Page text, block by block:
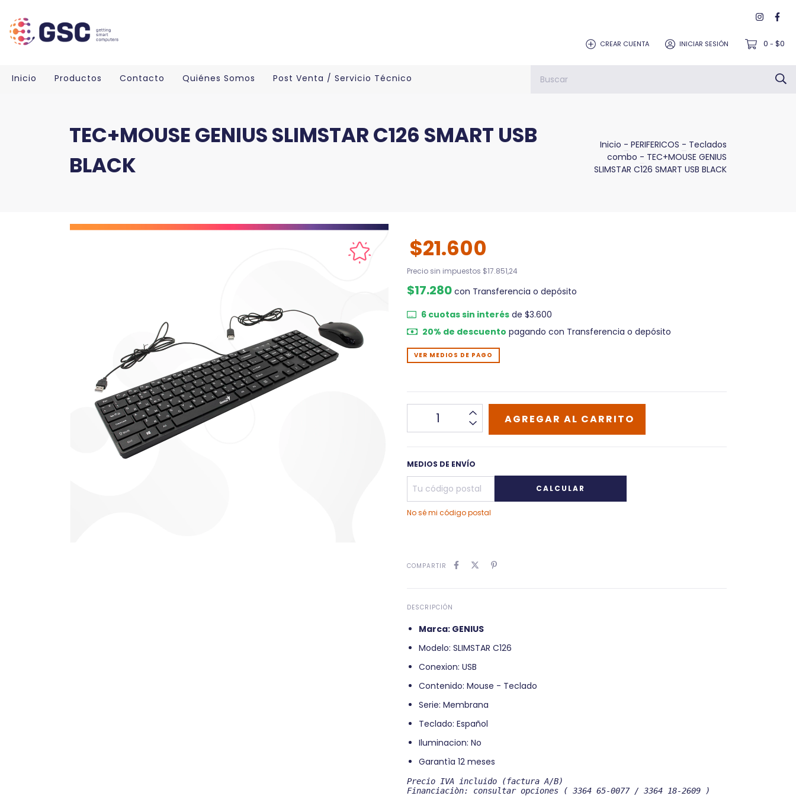
CREAR CUENTA INICIAR SESIÓN 0 - $0
Inicio Productos Contacto Quiénes Somos Post Venta / Servicio Técnico
TEC+MOUSE GENIUS SLIMSTAR C126 SMART USB
BLACK
Inicio - PERIFERICOS - Teclados
combo - TEC+MOUSE GENIUS
SLIMSTAR C126 SMART USB BLACK
$21.600
Precio sin impuestos $17.851,24
$17.280 con Transferencia o depósito
6cuotas sin interésde $3.600
20% de descuento pagando con Transferencia o depósito
VER MEDIOS DE PAGO
MEDIOS DE ENVÍO
CALCULAR
No sé mi código postal
COMPARTIR
DESCRIPCIÓN
Marca: GENIUS
Modelo: SLIMSTAR C126
Conexion: USB
Contenido: Mouse - Teclado
Serie: Membrana
Teclado: Español
Iluminacion: No
Garantìa 12 meses
Precio IVA incluido (factura A/B)
Financiaciòn: consultar opciones ( 3364 65-0077 / 3364 18-2609 )